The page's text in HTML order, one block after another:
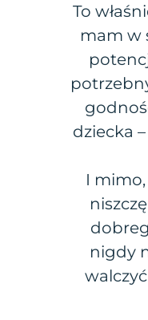
To
mam w
dziecka
I
nigdy